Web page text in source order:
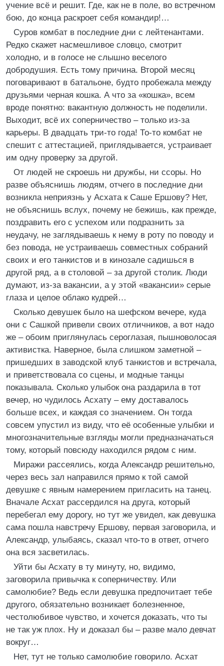
учение всё и решит. Где, как не в поле, во встречном
бою, до конца раскроет себя командир!…
Суров комбат в последние дни с лейтенантами.
Редко скажет насмешливое словцо, смотрит
холодно, и в голосе не слышно веселого
добродушия. Есть тому причина. Второй месяц
поговаривают в батальоне, будто пробежала между
друзьями черная кошка. А что за «кошка», всем
вроде понятно: вакантную должность не поделили.
Выходит, всё их соперничество – только из-за
карьеры. В двадцать три-то года! То-то комбат не
спешит с аттестацией, приглядывается, устраивает
им одну проверку за другой.
От людей не скроешь ни дружбы, ни ссоры. Но
разве объяснишь людям, отчего в последние дни
возникла неприязнь у Асхата к Саше Ершову? Нет,
не объяснишь вслух, почему не бежишь, как прежде,
поздравить его с успехом или подразнить за
неудачу, не заглядываешь к нему в роту по поводу и
без повода, не устраиваешь совместных собраний
своих и его танкистов и в кинозале садишься в
другой ряд, а в столовой – за другой столик. Люди
думают, из-за вакансии, а у этой «вакансии» серые
глаза и целое облако кудрей…
Сколько девушек было на шефском вечере, куда
они с Сашкой привели своих отличников, а вот надо
же – обоим приглянулась сероглазая, пышноволосая
активистка. Наверное, была слишком заметной –
пришедших в заводской клуб танкистов и встречала,
и приветствовала со сцены, и модные танцы
показывала. Сколько улыбок она раздарила в тот
вечер, но чудилось Асхату – ему доставалось
больше всех, и каждая со значением. Он тогда
совсем упустил из виду, что её особенные улыбки и
многозначительные взгляды могли предназначаться
тому, который повсюду находился рядом с ним.
Миражи рассеялись, когда Александр решительно,
через весь зал направился прямо к той самой
девушке с явным намерением пригласить на танец.
Вначале Асхат рассердился на друга, который
перебегал ему дорогу, но тут же увидел, как девушка
сама пошла навстречу Ершову, первая заговорила, и
Александр, улыбаясь, сказал что-то в ответ, отчего
она вся засветилась.
Уйти бы Асхату в ту минуту, но, видимо,
заговорила привычка к соперничеству. Или
самолюбие? Ведь если девушка предпочитает тебе
другого, обязательно возникает болезненное,
честолюбивое чувство, и хочется доказать, что ты
не так уж плох. Ну и доказал бы – разве мало девчат
вокруг…
Нет, тут не только самолюбие говорило. Асхат